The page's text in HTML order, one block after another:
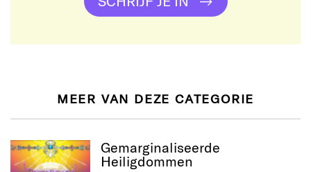
MEER VAN DEZE CATEGORIE
Gemarginaliseerde
Heiligdommen